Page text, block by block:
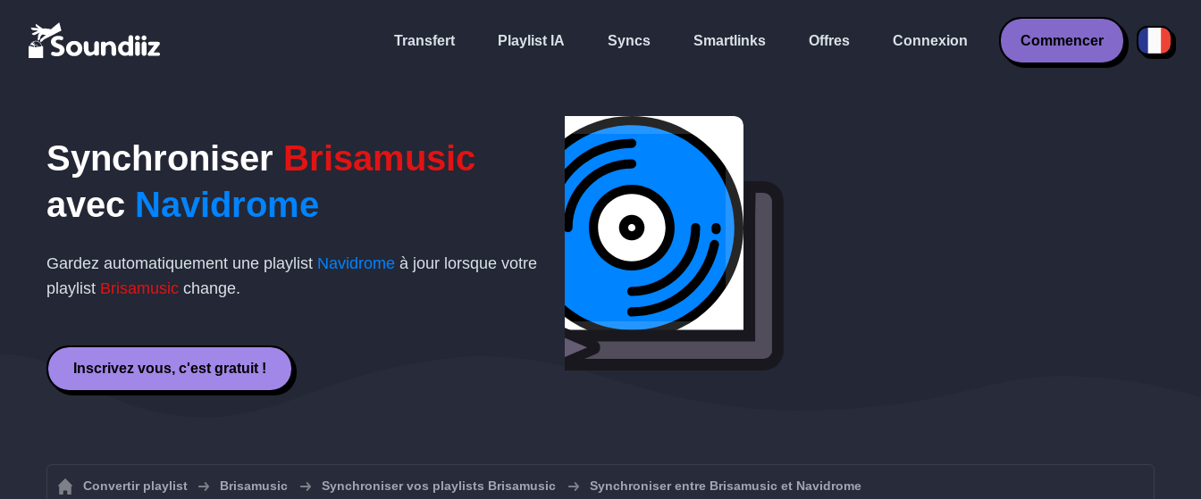
Transfert Playlist IA Syncs Smartlinks Offres Connexion Commencer
Synchroniser Brisamusic
avec Navidrome
Gardez automatiquement une playlist Navidrome à jour lorsque votre
playlist Brisamusic change.
Inscrivez vous, c'est gratuit !
Convertir playlist Brisamusic Synchroniser vos playlists Brisamusic Synchroniser entre Brisamusic et Navidrome